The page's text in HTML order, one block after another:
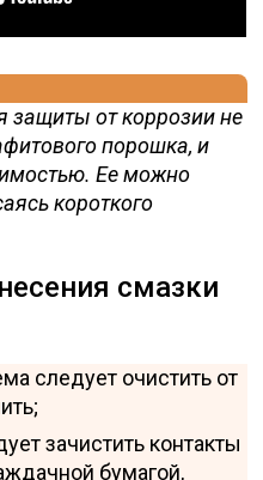
защиты от коррозии не
порошка, и
Ее можно
короткого
смазки
следует очистить от
зачистить контакты
бумагой,